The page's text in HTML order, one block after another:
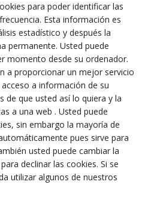
para poder identificar las
Esta información es
estadístico y después la
permanente. Usted puede
momento desde su ordenador.
a proporcionar un mejor servicio
a información de su
de que usted así lo quiera y la
a una web . Usted puede
sin embargo la mayoría de
pues sirve para
usted puede cambiar la
declinar las cookies. Si se
utilizar algunos de nuestros